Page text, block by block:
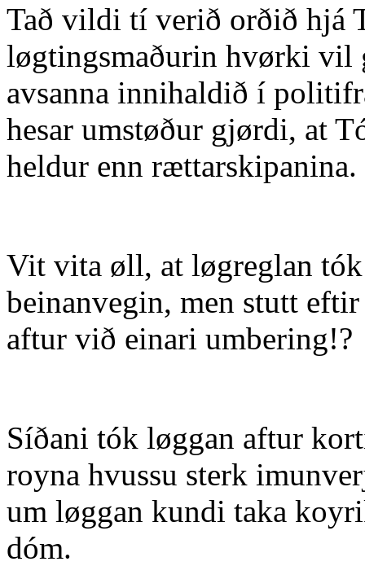
Tað vildi tí verið orðið hjá
løgtingsmaðurin hvørki vil
avsanna innihaldið í
hesar umstøður gjørdi, at
heldur enn rættarskipanina.
Vit vita øll, at løgreglan
beinanvegin, men stutt
aftur við einari umbering!?
Síðani tók løggan aftur
royna hvussu sterk
um løggan kundi taka
dóm.